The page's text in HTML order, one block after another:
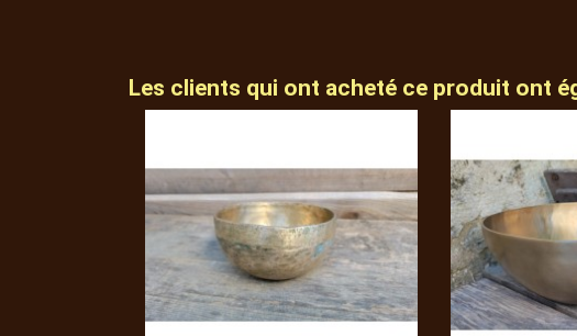
Les clients qui ont acheté ce produit ont